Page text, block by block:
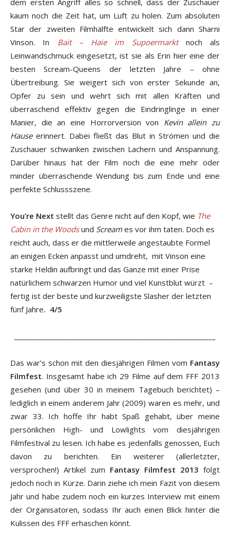
dem ersten Angriff alles so schnell, dass der Zuschauer
kaum noch die Zeit hat, um Luft zu holen. Zum absoluten
Star der zweiten Filmhälfte entwickelt sich dann Sharni
Vinson. In Bait – Haie im Supoermarktnoch als
Leinwandschmuck eingesetzt, ist sie als Erin hier eine der
besten Scream-Queens der letzten Jahre – ohne
Übertreibung. Sie weigert sich von erster Sekunde an,
Opfer zu sein und wehrt sich mit allen Kräften und
überraschend effektiv gegen die Eindringlinge in einer
Manier, die an eine Horrorversion von Kevin allein zu
Hauseerinnert. Dabei fließt das Blut in Strömen und die
Zuschauer schwanken zwischen Lachern und Anspannung.
Darüber hinaus hat der Film noch die eine mehr oder
minder überraschende Wendung bis zum Ende und eine
perfekte Schlussszene.
You’re Next stellt das Genre nicht auf den Kopf, wie The
Cabin in the Woodsund Scream es vor ihm taten. Doch es
reicht auch, dass er die mittlerweile angestaubte Formel
an einigen Ecken anpasst und umdreht, mit Vinson eine
starke Heldin aufbringt und das Ganze mit einer Prise
natürlichem schwarzen Humor und viel Kunstblut würzt –
fertig ist der beste und kurzweiligste Slasher der letzten
fünf Jahre. 4/5
Das war’s schon mit den diesjährigen Filmen vom Fantasy
Filmfest. Insgesamt habe ich 29 Filme auf dem FFF 2013
gesehen (und über 30 in meinem Tagebuch berichtet) –
lediglich in einem anderem Jahr (2009) waren es mehr, und
zwar 33. Ich hoffe Ihr habt Spaß gehabt, über meine
persönlichen High- und Lowlights vom diesjährigen
Filmfestival zu lesen. Ich habe es jedenfalls genossen, Euch
davon zu berichten. Ein weiterer (allerletzter,
versprochen!) Artikel zum Fantasy Filmfest 2013 folgt
jedoch noch in Kürze. Darin ziehe ich mein Fazit von diesem
Jahr und habe zudem noch ein kurzes Interview mit einem
der Organisatoren, sodass Ihr auch einen Blick hinter die
Kulissen des FFF erhaschen könnt.